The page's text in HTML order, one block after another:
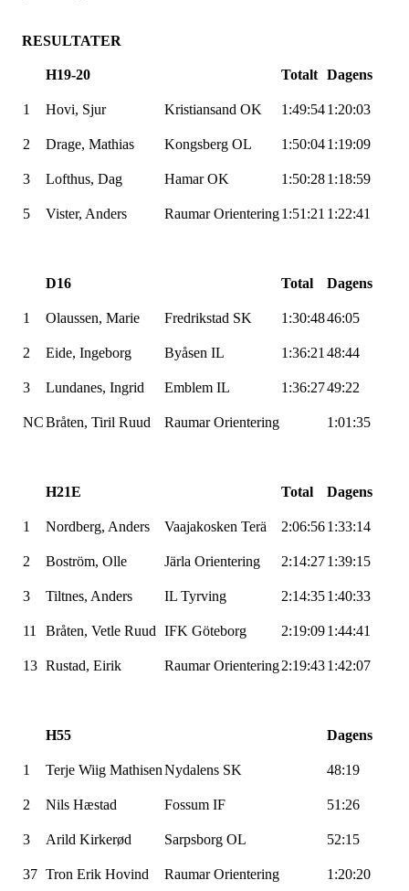
RESULTATER
H19-20 Totalt Dagens
1 Hovi, Sjur Kristiansand OK 1:49:541:20:03
2 Drage, Mathias Kongsberg OL 1:50:041:19:09
3 Lofthus, Dag Hamar OK 1:50:281:18:59
5 Vister, Anders RaumarOrientering1:51:21 1:22:41
D16 Total Dagens
1 Olaussen, Marie Fredrikstad SK 1:30:4846:05
2 Eide, Ingeborg Byåsen IL 1:36:21 48:44
3 Lundanes, Ingrid Emblem IL 1:36:2749:22
NCBråten, Tiril Ruud RaumarOrientering 1:01:35
H21E Total Dagens
1 Nordberg, Anders Vaajakosken Terä 2:06:561:33:14
2 Boström, Olle Järla Orientering 2:14:271:39:15
3 Tiltnes, Anders IL Tyrving 2:14:351:40:33
11 Bråten, Vetle Ruud IFK Göteborg 2:19:091:44:41
13 Rustad, Eirik RaumarOrientering2:19:431:42:07
H55 Dagens
1 Terje Wiig MathisenNydalens SK 48:19
2 Nils Hæstad Fossum IF 51:26
3 Arild Kirkerød Sarpsborg OL 52:15
37 Tron Erik Hovind RaumarOrientering 1:20:20